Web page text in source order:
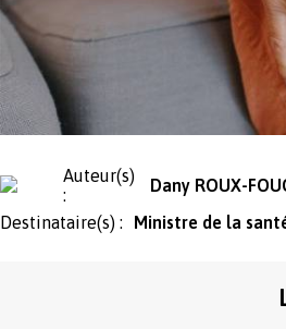
Auteur(s)
:
Dany ROUX-
Destinataire(s) :
Ministre de la